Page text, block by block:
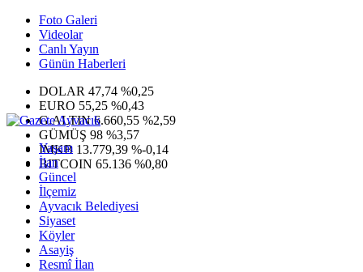
Foto Galeri
Videolar
Canlı Yayın
Günün Haberleri
DOLAR 47,74 %0,25
EURO 55,25 %0,43
G.ALTIN6.660,55 %2,59
GÜMÜŞ 98 %3,57
IMKB 13.779,39 %-0,14
BITCOIN 65.136 %0,80
Yaşam
İlan
Güncel
İlçemiz
Ayvacık Belediyesi
Siyaset
Köyler
Asayiş
Resmî İlan